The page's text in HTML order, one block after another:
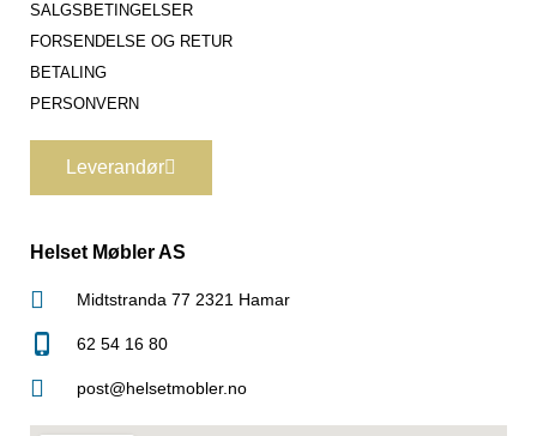
SALGSBETINGELSER
FORSENDELSE OG RETUR
BETALING
PERSONVERN
Leverandør
Helset Møbler AS
Midtstranda 77 2321 Hamar
62 54 16 80
post@helsetmobler.no